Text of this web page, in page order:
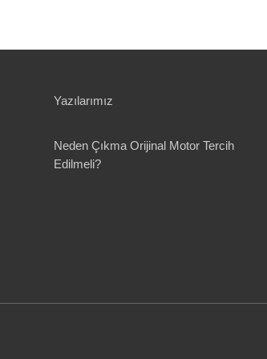
Yazılarımız
Neden Çıkma Orijinal Motor Tercih
Edilmeli?